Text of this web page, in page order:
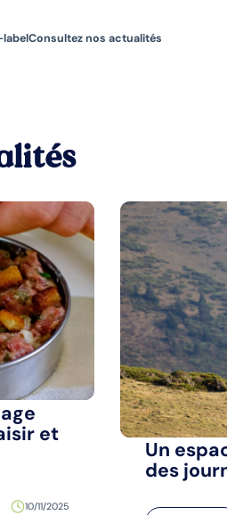
labelConsultez nos actualités
et
10/11/2025
Un
des